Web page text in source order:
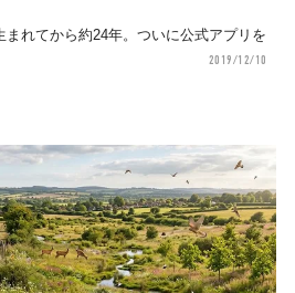
まれてから約24年。ついに公式アプリを
2019/12/10